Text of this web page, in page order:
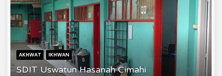
AKHWAT IKHWAN
SDIT Uswatun Hasanah Cimahi